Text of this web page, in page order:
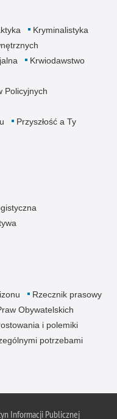
Kryminalistyka
Krwiodawstwo
Policyjnych
Przyszłość a Ty
Rzecznik prasowy
Obywatelskich
i polemiki
potrzebami
Informacji Publicznej